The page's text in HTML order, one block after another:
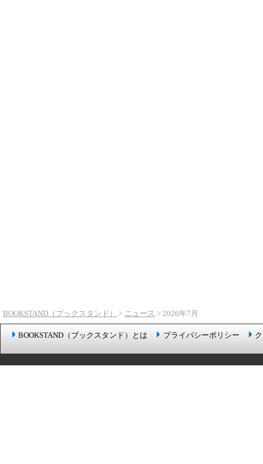
BOOKSTAND（ブックスタンド） > ニュース > 2026年7月
BOOKSTAND（ブックスタンド）とは プライバシーポリシー